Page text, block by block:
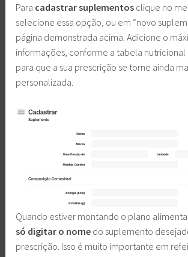
Para cadastrar suplementos clique no
selecione essa opção, ou em “novo
página demonstrada acima. Adicione o
informações, conforme a tabela nutricional
para que a sua prescrição se torne ainda
personalizada.
Quando estiver montando o plano
só digitar o nome do suplemento
prescrição. Isso é muito importante em